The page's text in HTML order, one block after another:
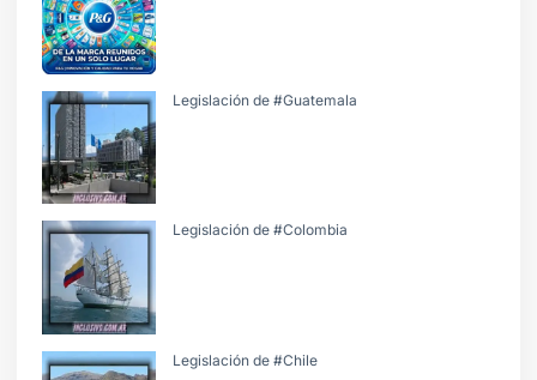
Legislación de #Guatemala
Legislación de #Colombia
Legislación de #Chile